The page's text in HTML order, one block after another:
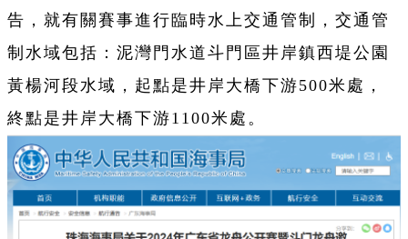
告，就有關賽事進行臨時水上交通管制，交通管
制水域包括：泥灣門水道斗門區井岸鎮西堤公園
黃楊河段水域，起點是井岸大橋下游500米處，
終點是井岸大橋下游1100米處。